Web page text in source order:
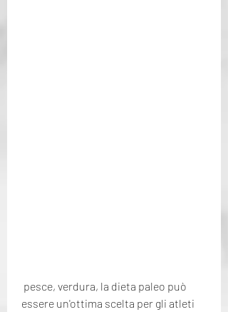
essere un'ottima scelta per gli atleti